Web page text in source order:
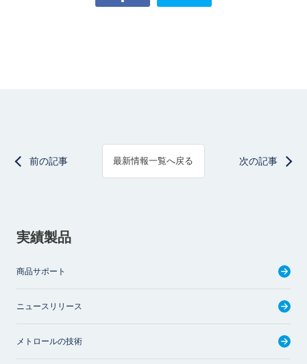
前の記事 最新情報一覧へ戻る 次の記事
実績製品
商品サポート
ニュースリリース
メトロールの技術